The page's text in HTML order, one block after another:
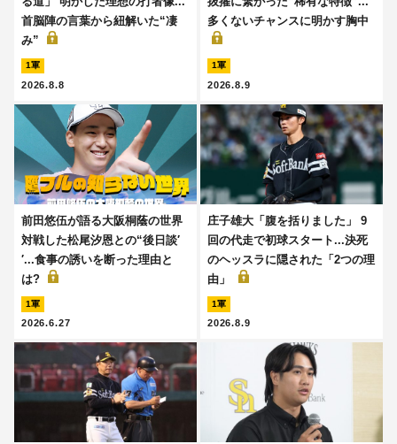
首脳陣の言葉から紐解いた“凄
み”
1軍
2026.8.8
多くないチャンスに明かす胸中
1軍
2026.8.9
前田悠伍が語る大阪桐蔭の世界
対戦した松尾汐恩との“後日談′
′...食事の誘いを断った理由と
は?
1軍
2026.6.27
庄子雄大「腹を括りました」 9
回の代走で初球スタート...決死
のヘッスラに隠された「2つの理
由」
1軍
2026.8.9